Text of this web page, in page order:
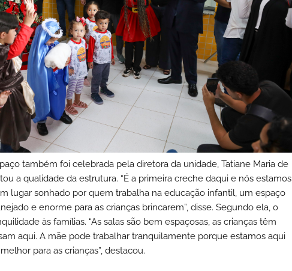
também foi celebrada pela diretora da unidade, Tatiane Maria de
a qualidade da estrutura. “É a primeira creche daqui e nós estamos
lugar sonhado por quem trabalha na educação infantil, um espaço
e enorme para as crianças brincarem”, disse. Segundo ela, o
às famílias. “As salas são bem espaçosas, as crianças têm
aqui. A mãe pode trabalhar tranquilamente porque estamos aqui
para as crianças”, destacou.